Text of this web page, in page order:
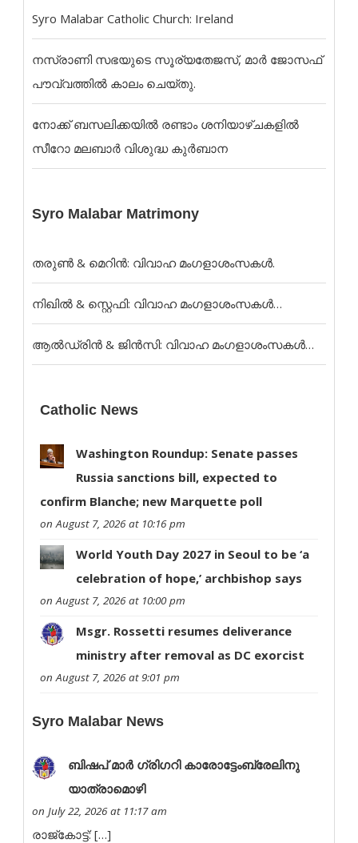
Syro Malabar Catholic Church: Ireland
നസ്രാണി സഭയുടെ സൂര്യതേജസ്, മാർ ജോസഫ്
പൗവ്വത്തിൽ കാലം ചെയ്തു.
നോക്ക് ബസലിക്കയില്‍ രണ്ടാം ശനിയാഴ്ചകളില്‍
സീറോ മലബാര്‍ വിശുദ്ധ കുര്‍ബാന
Syro Malabar Matrimony
തരുൺ & മെറിൻ: വിവാഹ മംഗളാശംസകൾ.
നിഖിൽ & സ്റ്റെഫി: വിവാഹ മംഗളാശംസകൾ…
ആൽഡ്രിൻ & ജിൻസി: വിവാഹ മംഗളാശംസകൾ…
Catholic News
Washington Roundup: Senate passes
Russia sanctions bill, expected to
confirm Blanche; new Marquette poll
on August 7, 2026 at 10:16 pm
World Youth Day 2027 in Seoul to be ‘a
celebration of hope,’ archbishop says
on August 7, 2026 at 10:00 pm
Msgr. Rossetti resumes deliverance
ministry after removal as DC exorcist
on August 7, 2026 at 9:01 pm
Syro Malabar News
ബി​​​​​ഷ​​​​​പ് മാ​​​​​ര്‍ ഗ്രി​​​​​ഗ​​​​​റി കാരോട്ടേംബ്രേലിനു
യാത്രാമൊഴി
on July 22, 2026 at 11:17 am
രാ​​​​​​​​​ജ്‌​​​​​​​​​കോ​​​​​​​​​ട്ട്: […]